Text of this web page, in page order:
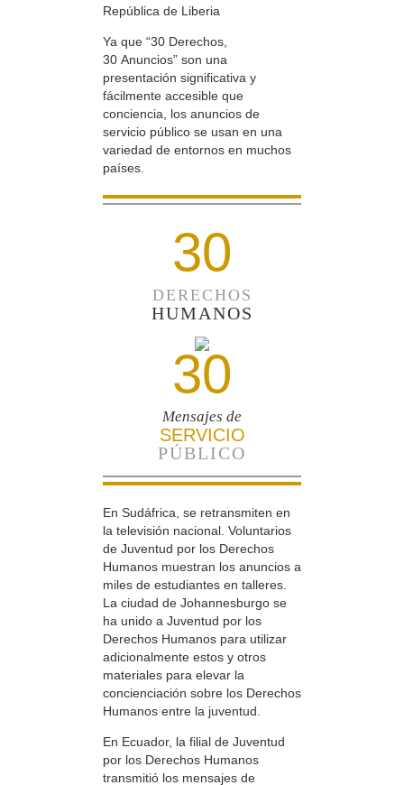
República de Liberia
Ya que “30 Derechos,
30 Anuncios” son una
presentación significativa y
fácilmente accesible que
conciencia, los anuncios de
servicio público se usan en una
variedad de entornos en muchos
países.
30
DERECHOS
HUMANOS
30
Mensajes de
SERVICIO
PÚBLICO
En Sudáfrica, se retransmiten en
la televisión nacional. Voluntarios
de Juventud por los Derechos
Humanos muestran los anuncios a
miles de estudiantes en talleres.
La ciudad de Johannesburgo se
ha unido a Juventud por los
Derechos Humanos para utilizar
adicionalmente estos y otros
materiales para elevar la
concienciación sobre los Derechos
Humanos entre la juventud.
En Ecuador, la filial de Juventud
por los Derechos Humanos
transmitió los mensajes de